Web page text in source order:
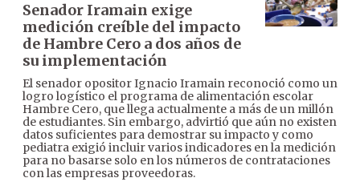
Senador Iramain exige
medición creíble del impacto
de Hambre Cero a dos años de
su implementación
El senador opositor Ignacio Iramain reconoció como un
logro logístico el programa de alimentación escolar
Hambre Cero, que llega actualmente a más de un millón
de estudiantes. Sin embargo, advirtió que aún no existen
datos suficientes para demostrar su impacto y como
pediatra exigió incluir varios indicadores en la medición
para no basarse solo en los números de contrataciones
con las empresas proveedoras.